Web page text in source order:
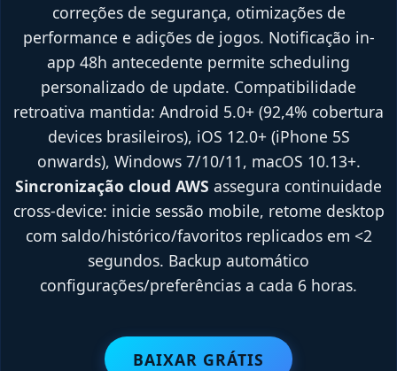
correções de segurança, otimizações de
performance e adições de jogos. Notificação in-
app 48h antecedente permite scheduling
personalizado de update. Compatibilidade
retroativa mantida: Android 5.0+ (92,4% cobertura
devices brasileiros), iOS 12.0+ (iPhone 5S
onwards), Windows 7/10/11, macOS 10.13+.
Sincronização cloud AWS assegura continuidade
cross-device: inicie sessão mobile, retome desktop
com saldo/histórico/favoritos replicados em <2
segundos. Backup automático
configurações/preferências a cada 6 horas.
BAIXAR GRÁTIS